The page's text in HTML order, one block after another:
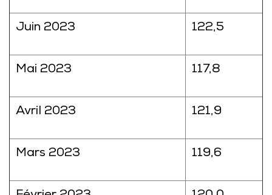
Juin 2023 122,5
Mai 2023 117,8
Avril 2023 121,9
Mars 2023 119,6